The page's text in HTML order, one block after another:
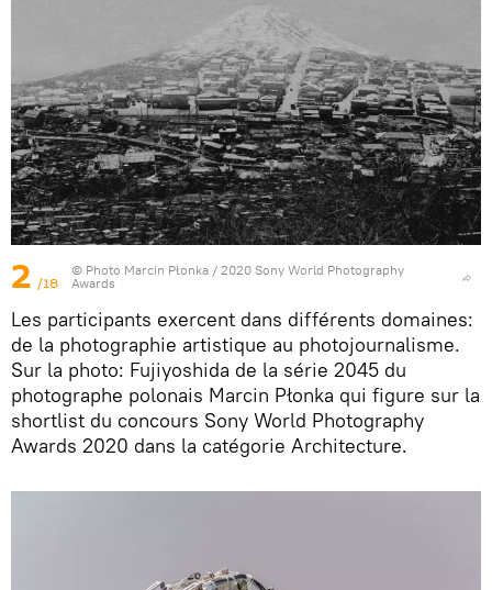
2 /18
© Photo Marcin Płonka / 2020 Sony World Photography
Awards
Les participants exercent dans différents domaines:
de la photographie artistique au photojournalisme.
Sur la photo: Fujiyoshida de la série 2045 du
photographe polonais Marcin Płonka qui figure sur la
shortlist du concours Sony World Photography
Awards 2020 dans la catégorie Architecture.